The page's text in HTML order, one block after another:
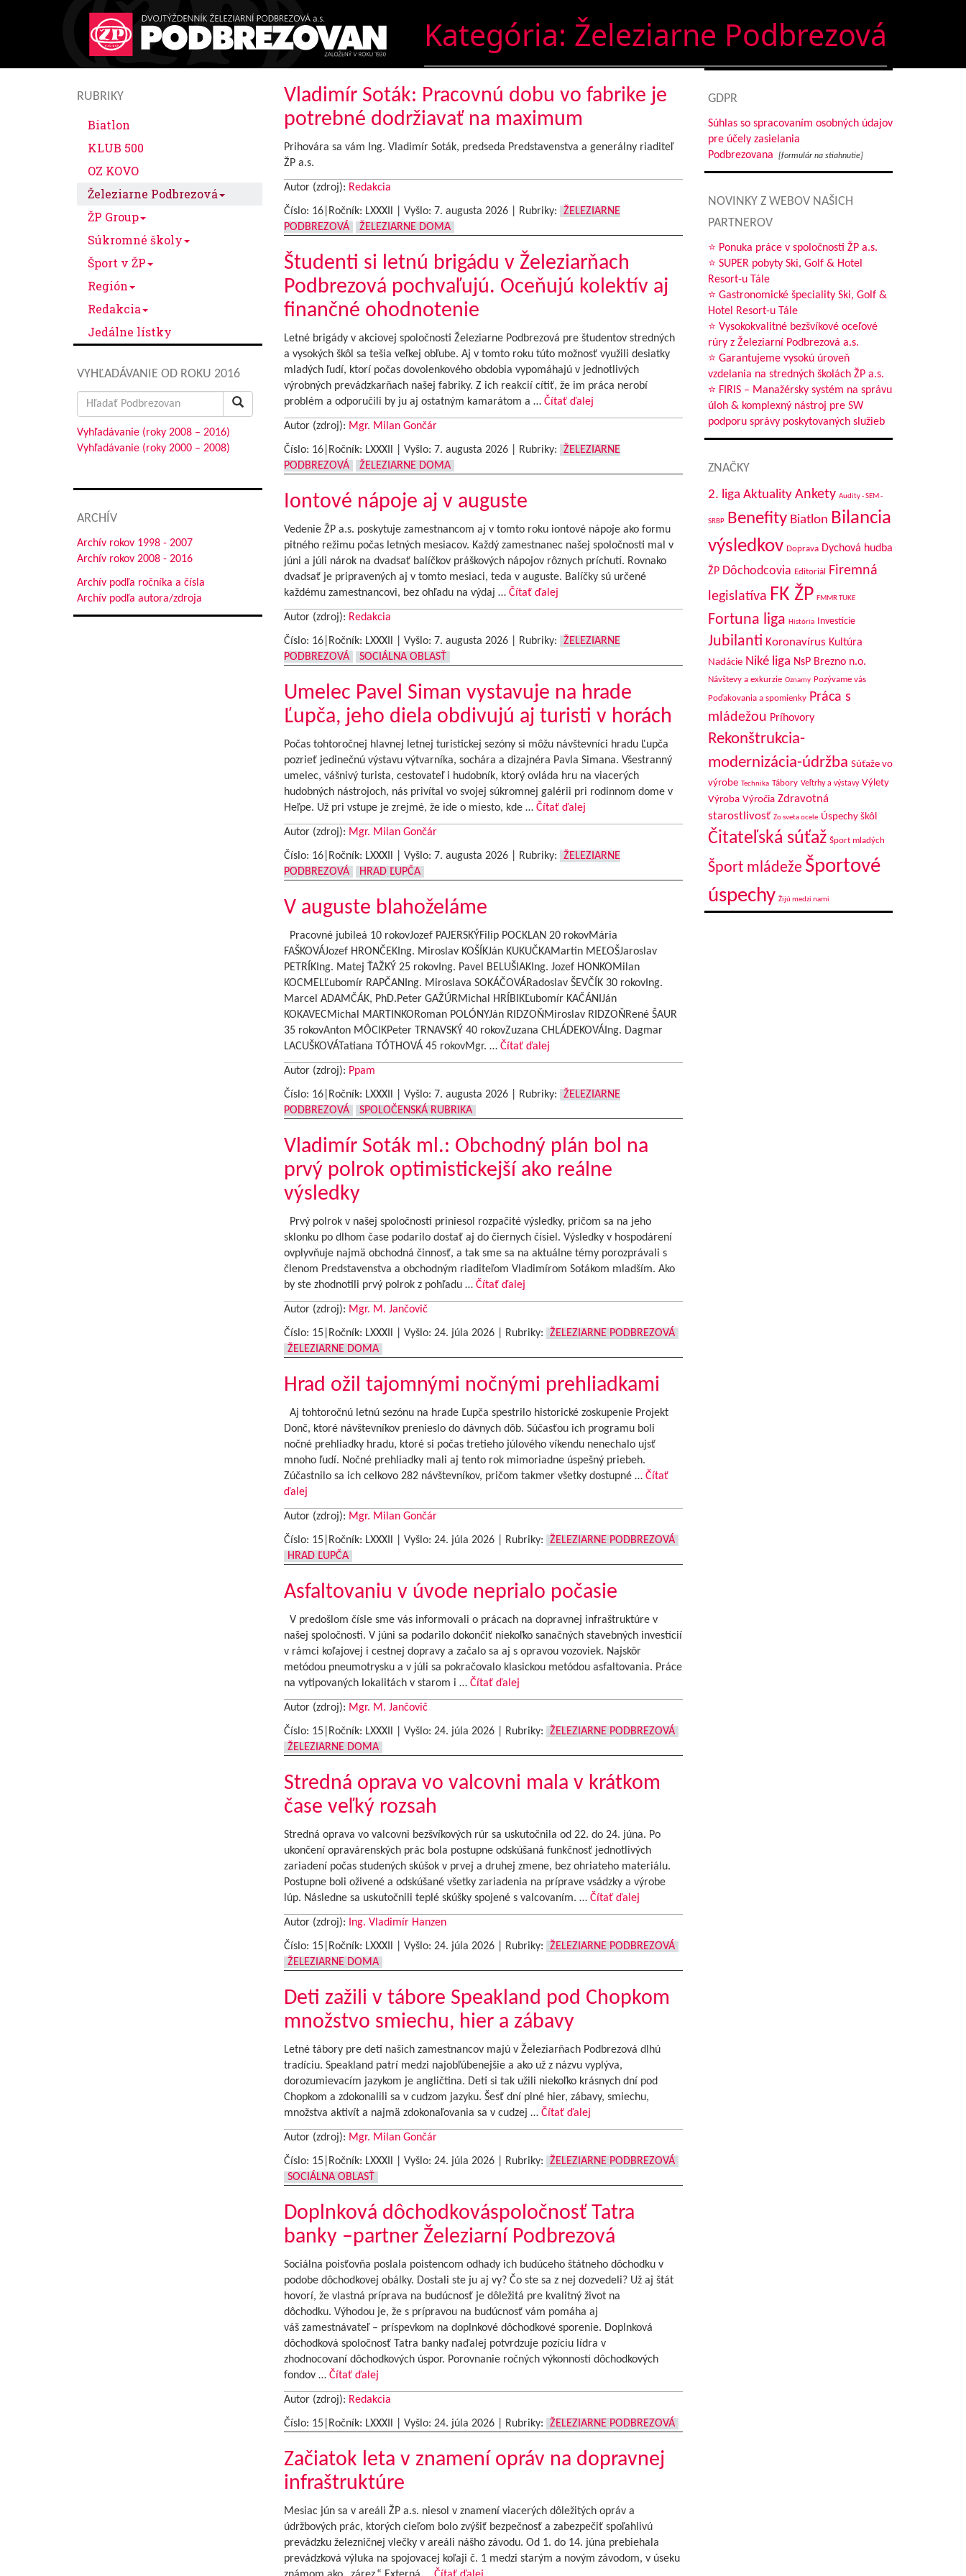
Kategória: Železiarne Podbrezová
RUBRIKY
Biatlon
KLUB 500
OZ KOVO
Železiarne Podbrezová
ŽP Group
Súkromné školy
Šport v ŽP
Región
Redakcia
Jedálne lístky
VYHĽADÁVANIE OD ROKU 2016
Search
for:
Vyhľadávanie (roky 2008 – 2016)
Vyhľadávanie (roky 2000 – 2008)
ARCHÍV
Archív rokov 1998 - 2007
Archív rokov 2008 - 2016
Archív podľa ročníka a čísla
Archív podľa autora/zdroja
Vladimír Soták: Pracovnú dobu vo fabrike je
potrebné dodržiavať na maximum
Prihovára sa vám Ing. Vladimír Soták, predseda Predstavenstva a generálny riaditeľ
ŽP a.s.
Autor (zdroj): Redakcia
Číslo: 16|Ročník: LXXXIl | Vyšlo: 7. augusta 2026| Rubriky:
ŽELEZIARNE
PODBREZOVÁ
ŽELEZIARNE DOMA
Študenti si letnú brigádu v Železiarňach
Podbrezová pochvaľujú. Oceňujú kolektív aj
finančné ohodnotenie
Letné brigády v akciovej spoločnosti Železiarne Podbrezová pre študentov stredných
a vysokých škôl sa tešia veľkej obľube. Aj v tomto roku túto možnosť využili desiatky
mladých ľudí, ktorí počas dovolenkového obdobia vypomáhajú v jednotlivých
výrobných prevádzkarňach našej fabriky. Z ich reakcií cítiť, že im práca nerobí
problém a odporučili by ju aj ostatným kamarátom a … Čítať ďalej
Autor (zdroj): Mgr. Milan Gončár
Číslo: 16|Ročník: LXXXIl | Vyšlo: 7. augusta 2026| Rubriky:
ŽELEZIARNE
PODBREZOVÁ
ŽELEZIARNE DOMA
Iontové nápoje aj v auguste
Vedenie ŽP a.s. poskytuje zamestnancom aj v tomto roku iontové nápoje ako formu
pitného režimu počas letných mesiacov. Každý zamestnanec našej spoločnosti mal v
júni a júli nárok na dvadsať balíčkov práškových nápojov rôznych príchutí. Rovnako
dvadsať je pripravených aj v tomto mesiaci, teda v auguste. Balíčky sú určené
každému zamestnancovi, bez ohľadu na výdaj … Čítať ďalej
Autor (zdroj): Redakcia
Číslo: 16|Ročník: LXXXIl | Vyšlo: 7. augusta 2026| Rubriky:
ŽELEZIARNE
PODBREZOVÁ
SOCIÁLNA OBLASŤ
Umelec Pavel Siman vystavuje na hrade
Ľupča, jeho diela obdivujú aj turisti v horách
Počas tohtoročnej hlavnej letnej turistickej sezóny si môžu návštevníci hradu Ľupča
pozrieť jedinečnú výstavu výtvarníka, sochára a dizajnéra Pavla Simana. Všestranný
umelec, vášnivý turista, cestovateľ i hudobník, ktorý ovláda hru na viacerých
hudobných nástrojoch, nás privítal vo svojej súkromnej galérii pri rodinnom dome v
Heľpe. Už pri vstupe je zrejmé, že ide o miesto, kde … Čítať ďalej
Autor (zdroj): Mgr. Milan Gončár
Číslo: 16|Ročník: LXXXIl | Vyšlo: 7. augusta 2026| Rubriky:
ŽELEZIARNE
PODBREZOVÁ
HRAD ĽUPČA
V auguste blahoželáme
Pracovné jubileá 10 rokovJozef PAJERSKÝFilip POCKLAN 20 rokovMária
FAŠKOVÁJozef HRONČEKIng. Miroslav KOŠÍKJán KUKUČKAMartin MEĽOŠJaroslav
PETRÍKIng. Matej ŤAŽKÝ 25 rokovIng. Pavel BELUŠIAKIng. Jozef HONKOMilan
KOCMELĽubomír RAPČANIng. Miroslava SOKÁČOVÁRadoslav ŠEVČÍK 30 rokovIng.
Marcel ADAMČÁK, PhD.Peter GAŽÚRMichal HRÍBIKĽubomír KAČÁNIJán
KOKAVECMichal MARTINKORoman POLÓNYJán RIDZOŇMiroslav RIDZOŇRené ŠAUR
35 rokovAnton MÔCIKPeter TRNAVSKÝ 40 rokovZuzana CHLÁDEKOVÁIng. Dagmar
LACUŠKOVÁTatiana TÓTHOVÁ 45 rokovMgr. … Čítať ďalej
Autor (zdroj): Ppam
Číslo: 16|Ročník: LXXXIl | Vyšlo: 7. augusta 2026| Rubriky:
ŽELEZIARNE
PODBREZOVÁ
SPOLOČENSKÁ RUBRIKA
Vladimír Soták ml.: Obchodný plán bol na
prvý polrok optimistickejší ako reálne
výsledky
Prvý polrok v našej spoločnosti priniesol rozpačité výsledky, pričom sa na jeho
sklonku po dlhom čase podarilo dostať aj do čiernych čísiel. Výsledky v hospodárení
ovplyvňuje najmä obchodná činnosť, a tak sme sa na aktuálne témy porozprávali s
členom Predstavenstva a obchodným riaditeľom Vladimírom Sotákom mladším. Ako
by ste zhodnotili prvý polrok z pohľadu … Čítať ďalej
Autor (zdroj): Mgr. M. Jančovič
Číslo: 15|Ročník: LXXXIl | Vyšlo: 24. júla 2026| Rubriky:
ŽELEZIARNE PODBREZOVÁ
ŽELEZIARNE DOMA
Hrad ožil tajomnými nočnými prehliadkami
Aj tohtoročnú letnú sezónu na hrade Ľupča spestrilo historické zoskupenie Projekt
Donč, ktoré návštevníkov prenieslo do dávnych dôb. Súčasťou ich programu boli
nočné prehliadky hradu, ktoré si počas tretieho júlového víkendu nenechalo ujsť
mnoho ľudí. Nočné prehliadky mali aj tento rok mimoriadne úspešný priebeh.
Zúčastnilo sa ich celkovo 282 návštevníkov, pričom takmer všetky dostupné … Čítať
ďalej
Autor (zdroj): Mgr. Milan Gončár
Číslo: 15|Ročník: LXXXIl | Vyšlo: 24. júla 2026| Rubriky:
ŽELEZIARNE PODBREZOVÁ
HRAD ĽUPČA
Asfaltovaniu v úvode neprialo počasie
V predošlom čísle sme vás informovali o prácach na dopravnej infraštruktúre v
našej spoločnosti. V júni sa podarilo dokončiť niekoľko sanačných stavebných investícií
v rámci koľajovej i cestnej dopravy a začalo sa aj s opravou vozoviek. Najskôr
metódou pneumotrysku a v júli sa pokračovalo klasickou metódou asfaltovania. Práce
na vytipovaných lokalitách v starom i … Čítať ďalej
Autor (zdroj): Mgr. M. Jančovič
Číslo: 15|Ročník: LXXXIl | Vyšlo: 24. júla 2026| Rubriky:
ŽELEZIARNE PODBREZOVÁ
ŽELEZIARNE DOMA
Stredná oprava vo valcovni mala v krátkom
čase veľký rozsah
Stredná oprava vo valcovni bezšvíkových rúr sa uskutočnila od 22. do 24. júna. Po
ukončení opravárenských prác bola postupne odskúšaná funkčnosť jednotlivých
zariadení počas studených skúšok v prvej a druhej zmene, bez ohriateho materiálu.
Postupne boli oživené a odskúšané všetky zariadenia na príprave vsádzky a výrobe
lúp. Následne sa uskutočnili teplé skúšky spojené s valcovaním. … Čítať ďalej
Autor (zdroj): Ing. Vladimír Hanzen
Číslo: 15|Ročník: LXXXIl | Vyšlo: 24. júla 2026| Rubriky:
ŽELEZIARNE PODBREZOVÁ
ŽELEZIARNE DOMA
Deti zažili v tábore Speakland pod Chopkom
množstvo smiechu, hier a zábavy
Letné tábory pre deti našich zamestnancov majú v Železiarňach Podbrezová dlhú
tradíciu. Speakland patrí medzi najobľúbenejšie a ako už z názvu vyplýva,
dorozumievacím jazykom je angličtina. Deti si tak užili niekoľko krásnych dní pod
Chopkom a zdokonalili sa v cudzom jazyku. Šesť dní plné hier, zábavy, smiechu,
množstva aktivít a najmä zdokonaľovania sa v cudzej … Čítať ďalej
Autor (zdroj): Mgr. Milan Gončár
Číslo: 15|Ročník: LXXXIl | Vyšlo: 24. júla 2026| Rubriky:
ŽELEZIARNE PODBREZOVÁ
SOCIÁLNA OBLASŤ
Doplnková dôchodkováspoločnosť Tatra
banky –partner Železiarní Podbrezová
Sociálna poisťovňa poslala poistencom odhady ich budúceho štátneho dôchodku v
podobe dôchodkovej obálky. Dostali ste ju aj vy? Čo ste sa z nej dozvedeli? Už aj štát
hovorí, že vlastná príprava na budúcnosť je dôležitá pre kvalitný život na
dôchodku. Výhodou je, že s prípravou na budúcnosť vám pomáha aj
váš zamestnávateľ – príspevkom na doplnkové dôchodkové sporenie. Doplnková
dôchodková spoločnosť Tatra banky naďalej potvrdzuje pozíciu lídra v
zhodnocovaní dôchodkových úspor. Porovnanie ročných výkonností dôchodkových
fondov … Čítať ďalej
Autor (zdroj): Redakcia
Číslo: 15|Ročník: LXXXIl | Vyšlo: 24. júla 2026| Rubriky: ŽELEZIARNE PODBREZOVÁ
Začiatok leta v znamení opráv na dopravnej
infraštruktúre
Mesiac jún sa v areáli ŽP a.s. niesol v znamení viacerých dôležitých opráv a
údržbových prác, ktorých cieľom bolo zvýšiť bezpečnosť a zabezpečiť spoľahlivú
prevádzku železničnej vlečky v areáli nášho závodu. Od 1. do 14. júna prebiehala
prevádzková výluka na spojovacej koľaji č. 1 medzi starým a novým závodom, v úseku
GDPR
Súhlas so spracovaním osobných údajov
pre účely zasielania
Podbrezovana
[formulár na stiahnutie]
NOVINKY Z WEBOV NAŠICH
PARTNEROV
⭐ Ponuka práce v spoločnosti ŽP a.s.
⭐ SUPER pobyty Ski, Golf & Hotel
Resort-u Tále
⭐ Gastronomické špeciality Ski, Golf &
Hotel Resort-u Tále
⭐ Vysokokvalitné bezšvíkové oceľové
rúry z Železiarní Podbrezová a.s.
⭐ Garantujeme vysokú úroveň
vzdelania na stredných školách ŽP a.s.
⭐ FIRIS – Manažérsky systém na správu
úloh & komplexný nástroj pre SW
podporu správy poskytovaných služieb
ZNAČKY
2. liga Aktuality Ankety Audity - SEM -
SRBP Benefity Biatlon Bilancia
výsledkov Doprava Dychová hudba
ŽP Dôchodcovia Editoriál
Firemná
legislatíva FK ŽP FMMR TUKE
Fortuna liga História Investície
Jubilanti Koronavírus Kultúra
Nadácie Niké liga NsP Brezno n.o.
Návštevy a exkurzie Oznamy Pozývame vás
Poďakovania a spomienky Práca s
mládežou Príhovory
Rekonštrukcia-
modernizácia-údržba Súťaže vo
výrobe Technika Tábory Veľtrhy a výstavy Výlety
Výroba Výročia Zdravotná
starostlivosť Zo sveta ocele Úspechy škôl
Čitateľská súťaž Šport mladých
Šport mládeže Športové
úspechy Žijú medzi nami